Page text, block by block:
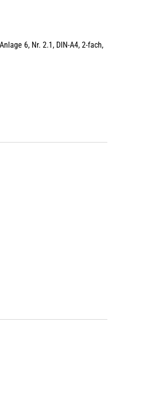
6, Nr. 2.1, DIN-A4, 2-fach,